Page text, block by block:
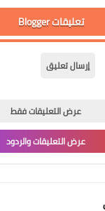
تعليقات Blogger
إرسال تعليق
عرض التعليقات فقط
عرض التعليقات والردود